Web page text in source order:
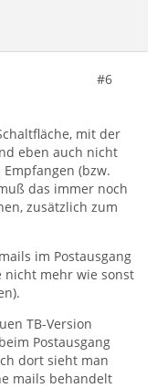
#6
mit der
eben auch nicht
(bzw.
das immer noch
zusätzlich zum
im Postausgang
nicht mehr wie sonst
TB-Version
Postausgang
dort sieht man
mails behandelt